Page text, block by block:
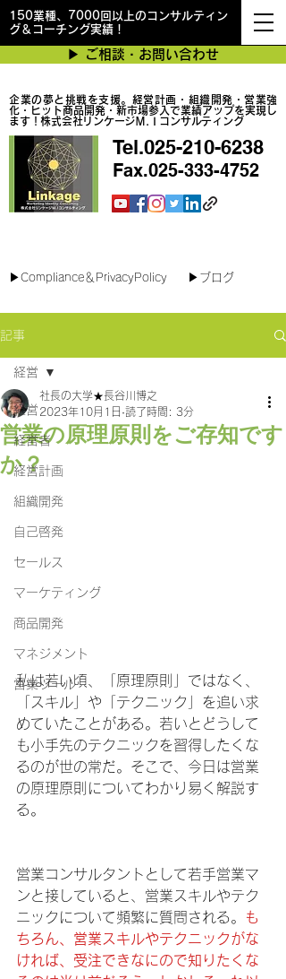
150業種、7000回以上のコンサルティン
グ＆コーチング実績！
企業の夢と挑戦を支援。経営計画・組織開発・営業強
化・ヒット商品開発・新市場参入で業績アップを実現し
ます！株式会社リンケージＭ.Ｉコンサルティング
▶︎ ご相談・お問い合わせ
Tel.025-210-6238
Fax.025-333-4752
▶︎Compliance＆PrivacyPolicy ▶︎ブログ
記事
経営
経営者
経営計画
組織開発
自己啓発
セールス
マーケティング
商品開発
マネジメント
営業ツール
経営
営業の原理原則をご存知です
か？
社長の大学★長谷川博之
2023年10月1日 読了時間: 3分
私は若い頃、「原理原則」ではなく、
「スキル」や「テクニック」を追い求
めていたことがある。若いとどうして
も小手先のテクニックを習得したくな
るのが世の常だ。そこで、今日は営業
の原理原則についてわかり易く解説す
る。
営業コンサルタントとして若手営業マ
ンと接していると、営業スキルやテク
ニックについて頻繁に質問される。
も
ちろん、営業スキルやテクニックがな
ければ、受注できなにので知りたくな